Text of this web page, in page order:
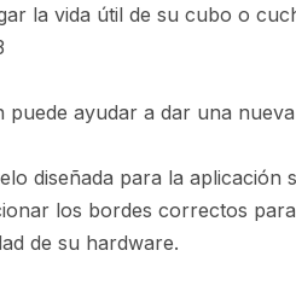
la vida útil de su cubo o
ayudar a dar una
diseñada para la
los bordes correctos
de su hardware.